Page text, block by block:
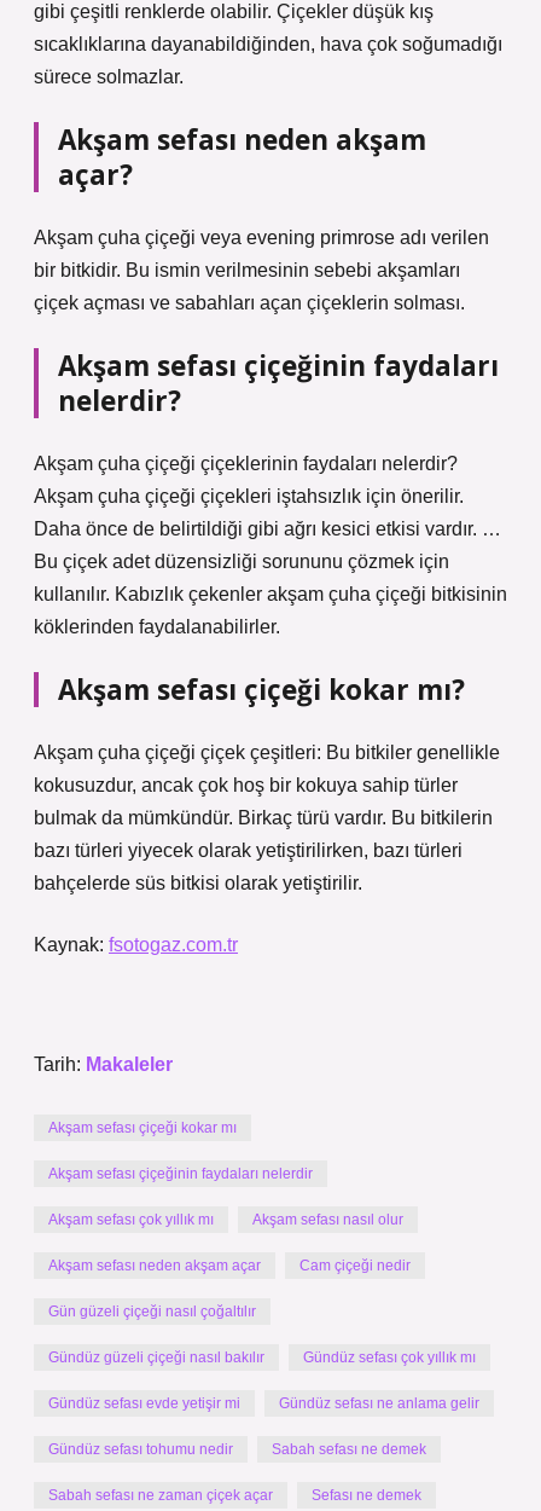
gibi çeşitli renklerde olabilir. Çiçekler düşük kış
sıcaklıklarına dayanabildiğinden, hava çok soğumadığı
sürece solmazlar.
Akşam sefası neden akşam
açar?
Akşam çuha çiçeği veya evening primrose adı verilen
bir bitkidir. Bu ismin verilmesinin sebebi akşamları
çiçek açması ve sabahları açan çiçeklerin solması.
Akşam sefası çiçeğinin faydaları
nelerdir?
Akşam çuha çiçeği çiçeklerinin faydaları nelerdir?
Akşam çuha çiçeği çiçekleri iştahsızlık için önerilir.
Daha önce de belirtildiği gibi ağrı kesici etkisi vardır. …
Bu çiçek adet düzensizliği sorununu çözmek için
kullanılır. Kabızlık çekenler akşam çuha çiçeği bitkisinin
köklerinden faydalanabilirler.
Akşam sefası çiçeği kokar mı?
Akşam çuha çiçeği çiçek çeşitleri: Bu bitkiler genellikle
kokusuzdur, ancak çok hoş bir kokuya sahip türler
bulmak da mümkündür. Birkaç türü vardır. Bu bitkilerin
bazı türleri yiyecek olarak yetiştirilirken, bazı türleri
bahçelerde süs bitkisi olarak yetiştirilir.
Kaynak: fsotogaz.com.tr
Tarih: Makaleler
Akşam sefası çiçeği kokar mı
Akşam sefası çiçeğinin faydaları nelerdir
Akşam sefası çok yıllık mı Akşam sefası nasıl olur
Akşam sefası neden akşam açar Cam çiçeği nedir
Gün güzeli çiçeği nasıl çoğaltılır
Gündüz güzeli çiçeği nasıl bakılır Gündüz sefası çok yıllık mı
Gündüz sefası evde yetişir mi Gündüz sefası ne anlama gelir
Gündüz sefası tohumu nedir Sabah sefası ne demek
Sabah sefası ne zaman çiçek açar Sefası ne demek